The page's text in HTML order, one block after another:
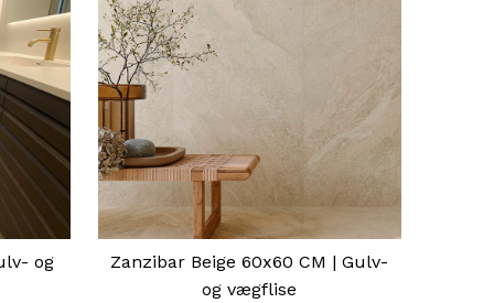
og
Zanzibar Beige 60x60 CM | Gulv-
og vægflise